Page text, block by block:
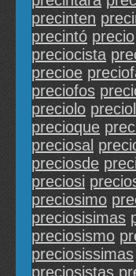
precinten
precintó precio
preciocista
precioe
preciofos
preciolo
precioque
preciosal
preciosde
preciosi
preciosimo
preciosisimas
preciosismo
preciosissimas
preciosistas